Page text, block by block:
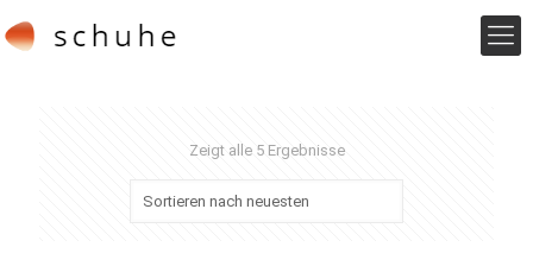
Zeigt alle 5 Ergebnisse